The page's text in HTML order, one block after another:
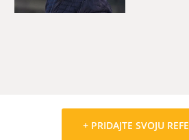
+ PRIDAJTE SVOJU